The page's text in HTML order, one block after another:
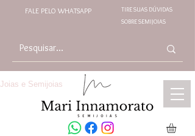
FALE PELO WHATSAPP
TIRE SUAS DÚVIDAS
SOBRE SEMIJOIAS
Joias e Semijoias